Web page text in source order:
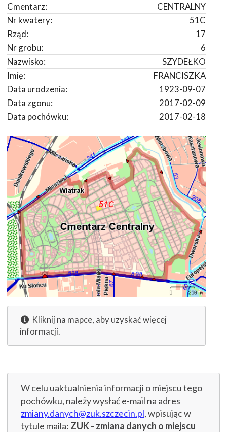
CENTRALNY
Cmentarz:
51C
Nr kwatery:
17
Rząd:
6
Nr grobu:
SZYDEŁKO
Nazwisko:
FRANCISZKA
Imię:
1923-09-07
Data urodzenia:
2017-02-09
Data zgonu:
2017-02-18
Data pochówku:
Kliknij na mapce, aby uzyskać więcej
informacji.
W celu uaktualnienia informacji o miejscu tego
pochówku, należy wysłać e-mail na adres
zmiany.danych@zuk.szczecin.pl, wpisując w
tytule maila: ZUK - zmiana danych o miejscu